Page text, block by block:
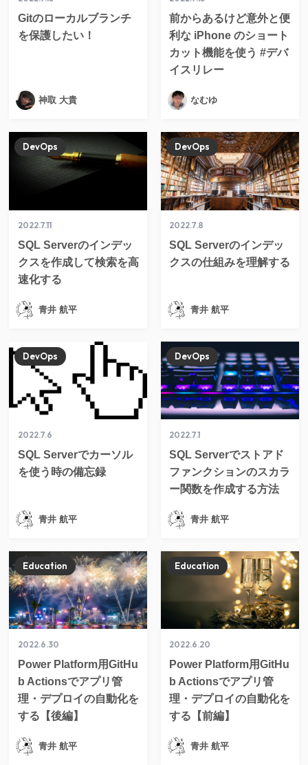
Gitのローカルブランチ
を保護したい！
神取 大貴
前からあるけど意外と便
利な iPhone のショート
カット機能を使う #デバ
イスリレー
なむゆ
2022.7.11
SQL Serverのインデッ
クスを作成して検索を高
速化する
DevOps
青井 航平
2022.7.8
SQL Serverのインデッ
クスの仕組みを理解する
DevOps
青井 航平
2022.7.6
SQL Serverでカーソル
を使う時の備忘録
DevOps
青井 航平
2022.7.1
SQL Serverでストアド
ファンクションのスカラ
ー関数を作成する方法
DevOps
青井 航平
2022.6.30
Power Platform用GitHu
b Actionsでアプリ管
理・デプロイの自動化を
する【後編】
Education
青井 航平
2022.6.20
Power Platform用GitHu
b Actionsでアプリ管
理・デプロイの自動化を
する【前編】
Education
青井 航平